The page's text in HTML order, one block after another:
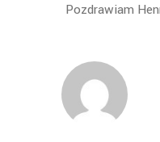
Pozdrawiam